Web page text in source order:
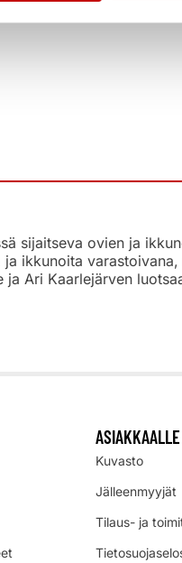
sijaitseva ovien ja
ikkunoita
Ari Kaarlejärven
ASIAKKAALLE
Kuvasto
Jälleenmyyjät
Tilaus- ja